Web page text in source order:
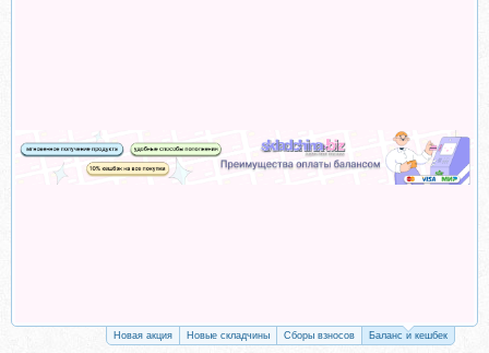
Новая акция Новые складчины Сборы взносов Баланс и кешбек